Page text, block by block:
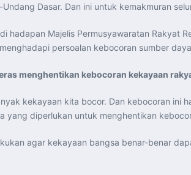
Dasar. Dan ini untuk kemakmuran
hadapan Majelis Permusyawaratan Rakyat
persoalan kebocoran sumber
menghentikan kebocoran kekayaan
kekayaan kita bocor. Dan kebocoran ini
diperlukan untuk menghentikan
agar kekayaan bangsa benar-benar